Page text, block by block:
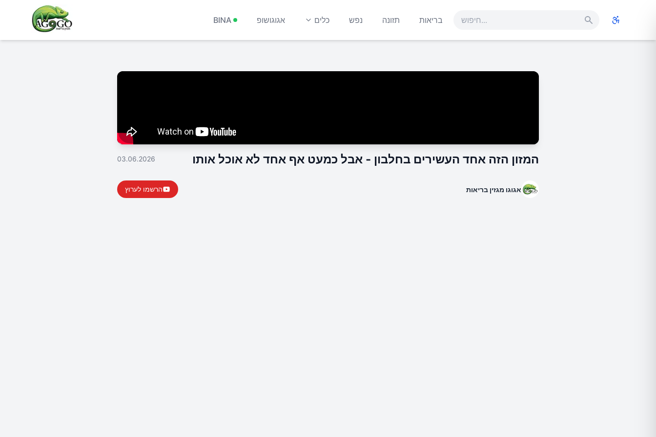
בריאות תזונה נפש כלים אגוגושופ BINA
המזון הזה אחד העשירים בחלבון - אבל כמעט אף אחד לא אוכל אותו 03.06.2026
אגוגו מגזין בריאות הרשמו לערוץ